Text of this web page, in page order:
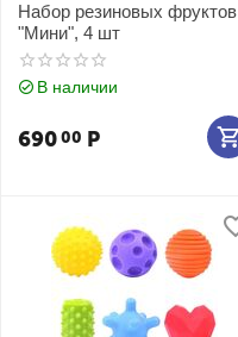
Набор резиновых фруктов
"Мини", 4 шт
В наличии
69000 Р